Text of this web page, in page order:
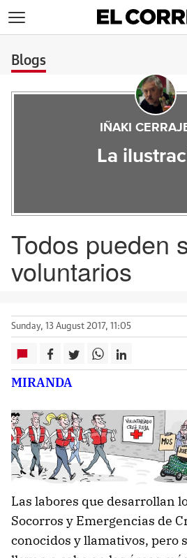
Blogs
IÑAKI
La
Todos pueden
voluntarios
Sunday, 13 August 2017, 11:05
MIRANDA
Las labores que desarrollan
Socorros y Emergencias de
conocidos y llamativos, pero